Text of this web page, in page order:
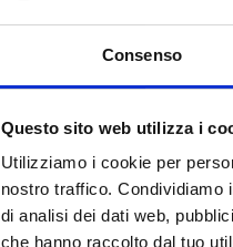
Consenso
Questo sito web utilizza i
Utilizziamo i cookie per
nostro traffico. Condividiamo
di analisi dei dati web,
che hanno raccolto dal tuo
Itajai,
€